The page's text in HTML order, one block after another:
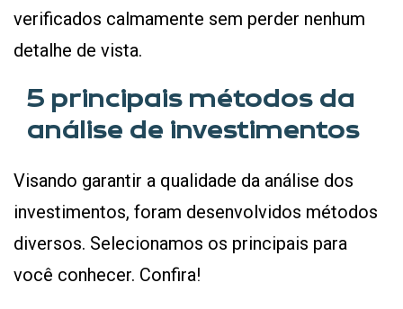
verificados calmamente sem perder nenhum
detalhe de vista.
5 principais métodos da
análise de investimentos
Visando garantir a qualidade da análise dos
investimentos, foram desenvolvidos métodos
diversos. Selecionamos os principais para
você conhecer. Confira!